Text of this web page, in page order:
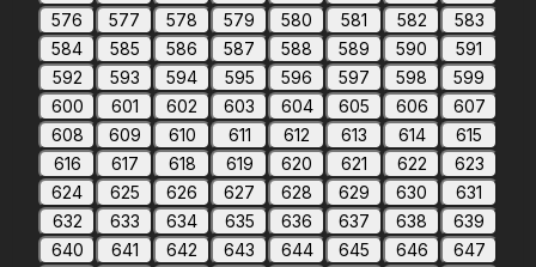
576
577 578 579 580 581 582
583
584
585 586 587 588 589 590
591
592
593 594 595 596 597 598
599
600
601 602 603 604 605 606
607
608
609 610 611 612 613 614
615
616
617 618 619 620 621 622
623
624
625 626 627 628 629 630
631
632
633 634 635 636 637 638
639
640
641 642 643 644 645 646
647